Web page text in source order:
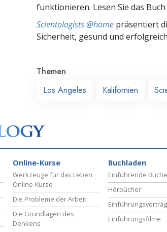
funktionieren. Lesen Sie das Buch
Scientologists @home präsentiert
Sicherheit, gesund und
Themen
Los Angeles
Kalifornien
Online-Kurse
Werkzeuge für das Leben
Online-Kurse
Die Probleme der Arbeit
Die Grundlagen des
Denkens
Buchladen
Einführende
Hörbücher
Einführungsfilme